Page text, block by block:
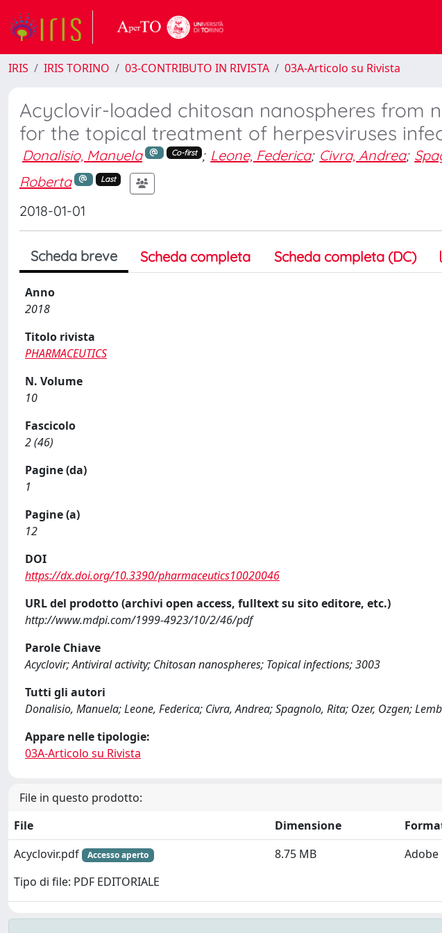
IRIS IRIS TORINO 03-CONTRIBUTO IN RIVISTA 03A-Articolo su Rivista
Acyclovir-loaded chitosan nanospheres from
for the topical treatment of herpesviruses
Donalisio, Manuela Co-first ; Leone, Federica; Civra, Andrea;
Roberta
Last
2018-01-01
Scheda breve Scheda completa Scheda completa (DC)
Anno
2018
Titolo rivista
PHARMACEUTICS
N. Volume
10
Fascicolo
2 (46)
Pagine (da)
1
Pagine (a)
12
DOI
https://dx.doi.org/10.3390/pharmaceutics10020046
URL del prodotto (archivi open access, fulltext su sito editore, etc.)
http://www.mdpi.com/1999-4923/10/2/46/pdf
Parole Chiave
Acyclovir; Antiviral activity; Chitosan nanospheres; Topical infections; 3003
Tutti gli autori
Donalisio, Manuela; Leone, Federica; Civra, Andrea; Spagnolo, Rita; Ozer, Ozgen;
Appare nelle tipologie:
03A-Articolo su Rivista
File in questo prodotto:
File
Dimensione
Acyclovir.pdf
Accesso aperto
Tipo di file: PDF EDITORIALE
8.75 MB Adobe